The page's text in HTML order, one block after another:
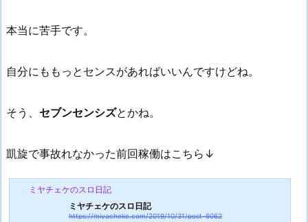
本当に苦手です。
自分にももっとセンスがあればいいんですけどね。
そう、 セブンセンシズとかね。
凱旋で事故れなかった前回稼働はこちら↓
ミヤチェケのスロ日記
ミヤチェケのスロ日記
https://miyacheke.com/2019/10/31/post-6062